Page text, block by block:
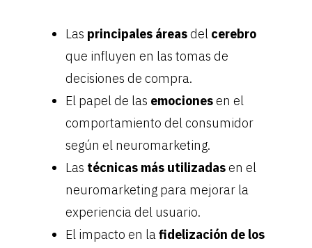
Las principales áreasdel cerebro
que influyen en las tomas de
decisiones de compra.
El papel de las emocionesen el
comportamiento del consumidor
según el neuromarketing.
Las técnicas más utilizadasen el
neuromarketing para mejorar la
experiencia del usuario.
El impacto en lafidelización de los